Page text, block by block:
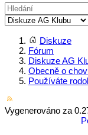
Diskuze
Fórum
Diskuze AG
Obecně o
Používáte
Vygenerováno za